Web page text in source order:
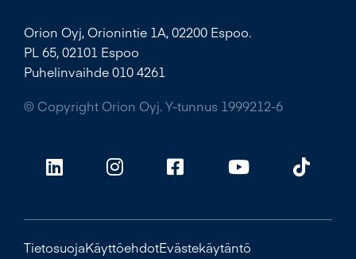
Orion Oyj, Orionintie 1A, 02200 Espoo.
PL 65, 02101 Espoo
Puhelinvaihde 010 4261
© Copyright Orion Oyj. Y-tunnus 1999212-6
TietosuojaKäyttöehdotEvästekäytäntö